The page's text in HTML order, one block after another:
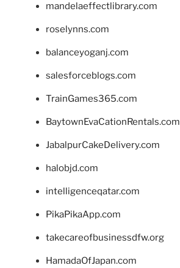
mandelaeffectlibrary.com
roselynns.com
balanceyoganj.com
salesforceblogs.com
TrainGames365.com
BaytownEvaCationRentals.com
JabalpurCakeDelivery.com
halobjd.com
intelligenceqatar.com
PikaPikaApp.com
takecareofbusinessdfw.org
HamadaOfJapan.com